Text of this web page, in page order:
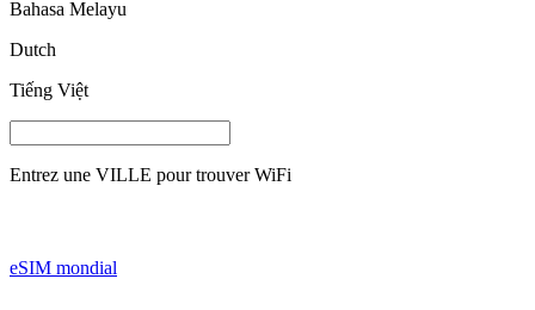
Bahasa Melayu
Dutch
Tiếng Việt
Entrez une VILLE pour trouver WiFi
eSIM mondial